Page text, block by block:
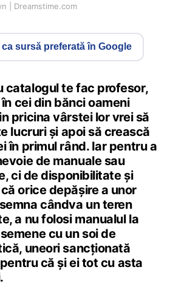
| Dreamstime.com
sursă preferată în Google
catalogul te fac profesor,
cei din bănci oameni
pricina vârstei lor vrei să
lucruri și apoi să crească
în primul rând. Iar pentru a
de manuale sau
ci de disponibilitate și
orice depășire a unor
cândva un teren
a nu folosi manualul la
cu un soi de
uneori sancționată
că și ei tot cu asta